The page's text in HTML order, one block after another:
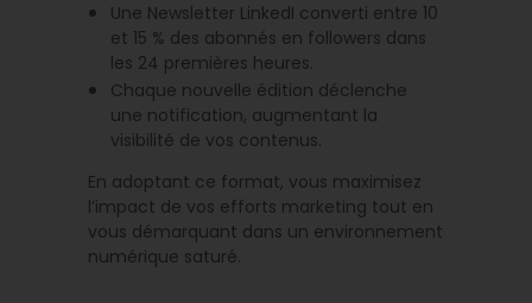
Une Newsletter LinkedI converti entre 10
et 15 % des abonnés en followers dans
les 24 premières heures.
Chaque nouvelle édition déclenche
une notification, augmentant la
visibilité de vos contenus.
En adoptant ce format, vous maximisez
l’impact de vos efforts marketing tout en
vous démarquant dans un environnement
numérique saturé.